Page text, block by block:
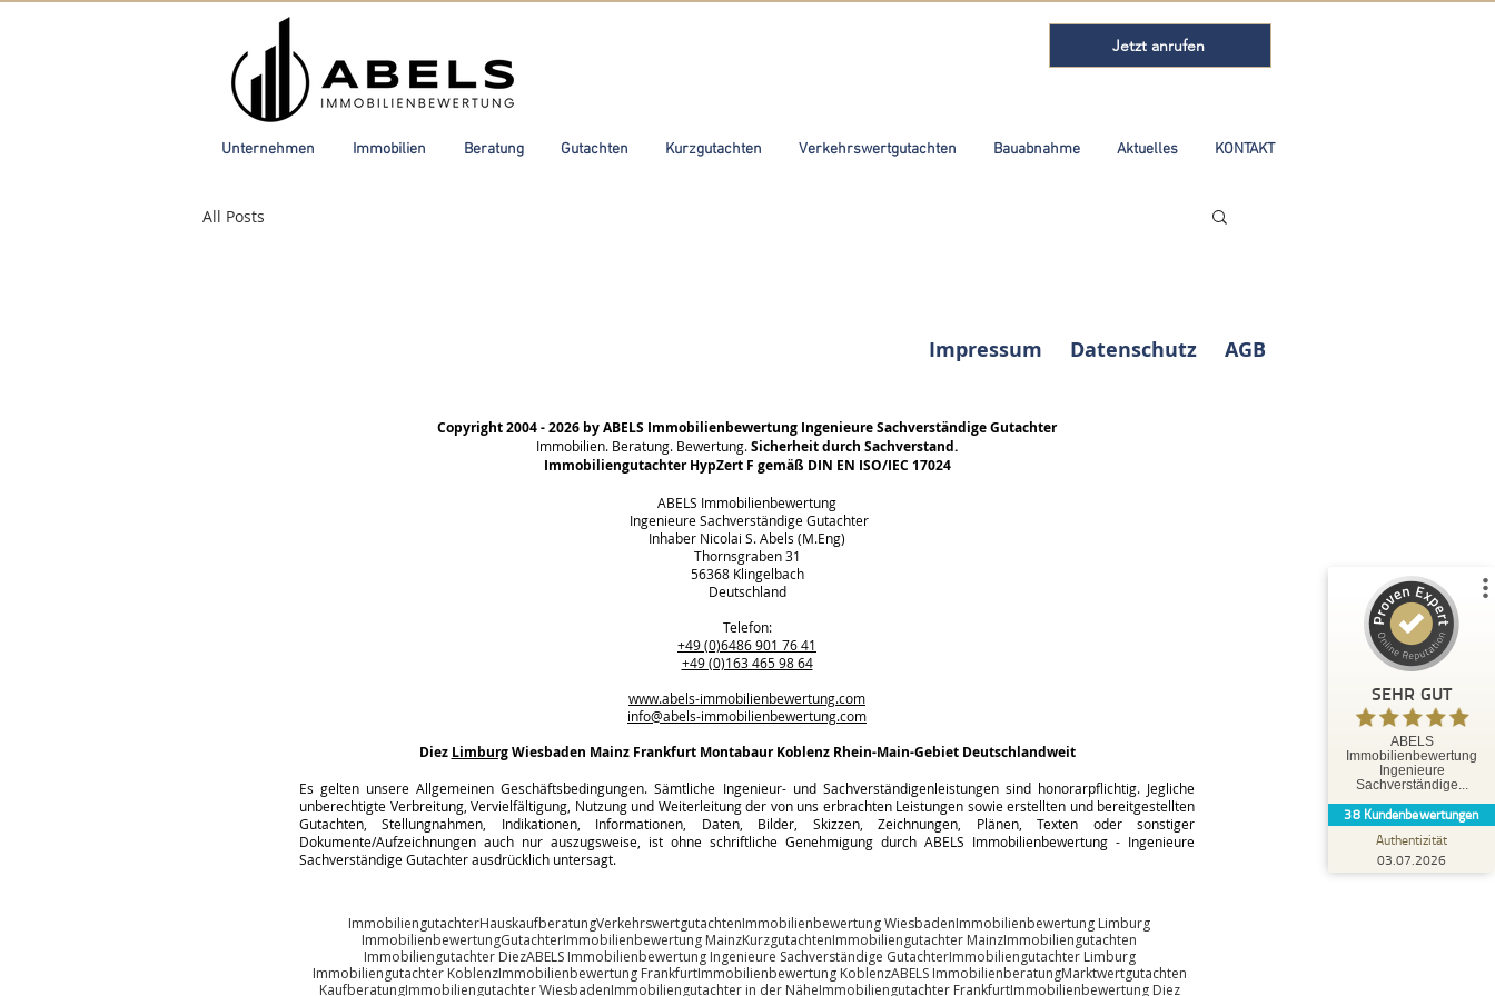
Jetzt anrufen
Unternehmen Immobilien Beratung Gutachten Kurzgutachten Verkehrswertgutachten Bauabnahme Aktuelles KONTAKT
All Posts
Impressum Datenschutz AGB
Copyright 2004 - 2026 by ABELS Immobilienbewertung Ingenieure Sachverständige Gutachter
Immobilien. Beratung. Bewertung.Sicherheit durch Sachverstand.
Immobiliengutachter HypZert F gemäß DIN EN ISO/IEC 17024
ABELS Immobilienbewertung
Ingenieure Sachverständige Gutachter
Inhaber Nicolai S. Abels (M.Eng)
Thornsgraben 31
56368 Klingelbach
Deutschland
Telefon:
+49 (0)6486 901 76 41
+49 (0)163 465 98 64
www.abels-immobilienbewertung.com
info@abels-immobilienbewertung.com
Diez LimburgWiesbaden Mainz Frankfurt Montabaur Koblenz Rhein-Main-Gebiet Deutschlandweit
Es gelten unsere Allgemeinen Geschäftsbedingungen. Sämtliche Ingenieur- und Sachverständigenleistungen sind honorarpflichtig. Jegliche
unberechtigte Verbreitung, Vervielfältigung, Nutzung und Weiterleitung der von uns erbrachten Leistungen sowie erstellten und bereitgestellten
Gutachten, Stellungnahmen, Indikationen, Informationen, Daten, Bilder, Skizzen, Zeichnungen, Plänen, Texten oder sonstiger
Dokumente/Aufzeichnungen auch nur auszugsweise, ist ohne schriftliche Genehmigung durch ABELS Immobilienbewertung - Ingenieure
Sachverständige Gutachter ausdrücklich untersagt.
ImmobiliengutachterHauskaufberatungVerkehrswertgutachtenImmobilienbewertung WiesbadenImmobilienbewertung Limburg
ImmobilienbewertungGutachterImmobilienbewertung MainzKurzgutachtenImmobiliengutachter MainzImmobiliengutachten
Immobiliengutachter DiezABELS Immobilienbewertung Ingenieure Sachverständige GutachterImmobiliengutachter Limburg
Immobiliengutachter KoblenzImmobilienbewertung FrankfurtImmobilienbewertung KoblenzABELS ImmobilienberatungMarktwertgutachten
KaufberatungImmobiliengutachter WiesbadenImmobiliengutachter in der NäheImmobiliengutachter FrankfurtImmobilienbewertung Diez
SEHR GUT
ABELS
Immobilienbewertung
Ingenieure
Sachverständige...
38 Kundenbewertungen
Authentizität
03.07.2026
3
Bewertungen auf
ProvenExpert.com
Blick aufs ProvenExpert-Profil werfen
Tobias O.
5,00
bestens betreut. Die Leistungen von Herrn
Abels können wir ausdr...